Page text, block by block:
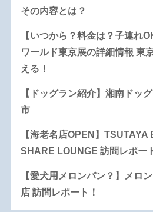
その内容とは？
【いつから？料金は？子連れ
ワールド東京展の詳細情報 東
える！
【ドッグラン紹介】湘南ドッ
市
【海老名店OPEN】TSUTAYA
SHARE LOUNGE 訪問レポー
【愛犬用メロンパン？】メロ
店 訪問レポート！